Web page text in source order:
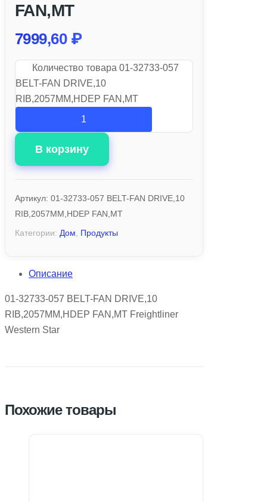
FAN,MT
7999,60 ₽
Количество товара 01-32733-057
BELT-FAN DRIVE,10
RIB,2057MM,HDEP FAN,MT
В корзину
Артикул: 01-32733-057 BELT-FAN DRIVE,10
RIB,2057MM,HDEP FAN,MT
Категории: Дом Продукты
Описание
01-32733-057 BELT-FAN DRIVE,10
RIB,2057MM,HDEP FAN,MT Freightliner
Western Star
Похожие товары